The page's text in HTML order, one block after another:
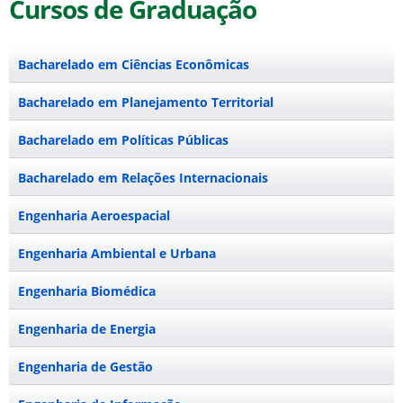
Cursos de Graduação
Bacharelado em Ciências Econômicas
Bacharelado em Ciências Econômicas
Plenária
NDE
Bacharelado em Planejamento Territorial
Bacharelado em Planejamento Territorial
Plenária
NDE
Bacharelado em Políticas Públicas
Bacharelado em Políticas Públicas
Plenária
NDE
Bacharelado em Relações Internacionais
Bacharelado em Relações Internacionais
Plenária
NDE
Engenharia Aeroespacial
Engenharia Aeroespacial
Plenária
NDE
Engenharia Ambiental e Urbana
Engenharia Ambiental e Urbana
Plenária
NDE
Engenharia Biomédica
Engenharia Biomédica
Engenharia de Energia
Engenharia de Energia
Engenharia de Gestão